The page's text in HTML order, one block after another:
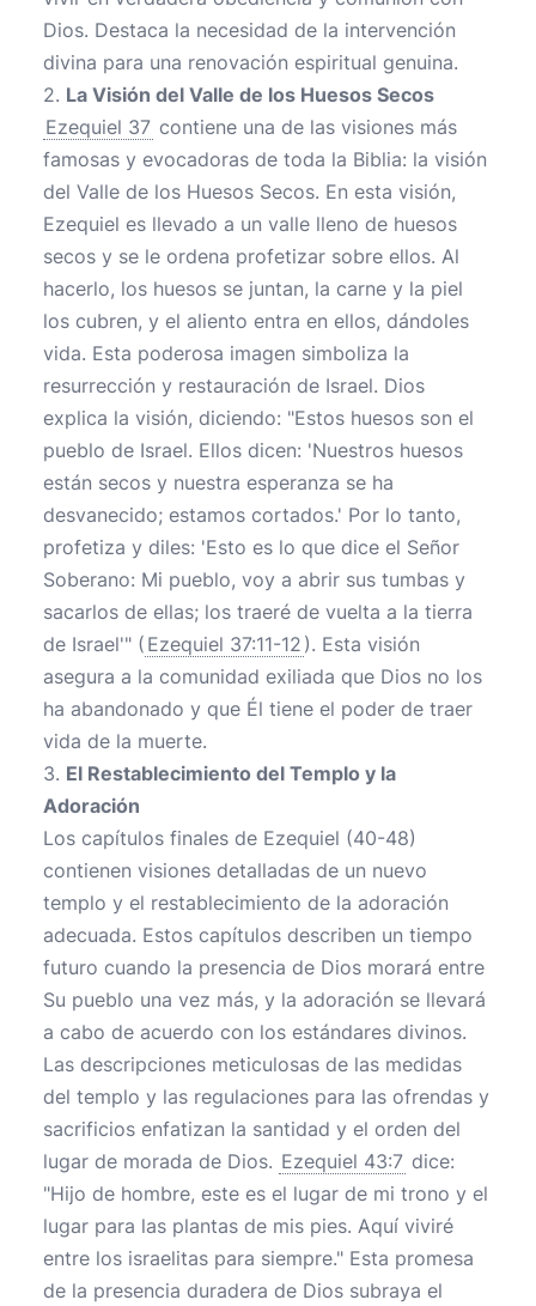
Dios. Destaca la necesidad de la intervención
divina para una renovación espiritual genuina.
2. La Visión del Valle de los Huesos Secos
Ezequiel 37 contiene una de las visiones más
famosas y evocadoras de toda la Biblia: la visión
del Valle de los Huesos Secos. En esta visión,
Ezequiel es llevado a un valle lleno de huesos
secos y se le ordena profetizar sobre ellos. Al
hacerlo, los huesos se juntan, la carne y la piel
los cubren, y el aliento entra en ellos, dándoles
vida. Esta poderosa imagen simboliza la
resurrección y restauración de Israel. Dios
explica la visión, diciendo: "Estos huesos son el
pueblo de Israel. Ellos dicen: 'Nuestros huesos
están secos y nuestra esperanza se ha
desvanecido; estamos cortados.' Por lo tanto,
profetiza y diles: 'Esto es lo que dice el Señor
Soberano: Mi pueblo, voy a abrir sus tumbas y
sacarlos de ellas; los traeré de vuelta a la tierra
de Israel'" ( Ezequiel 37:11-12 ). Esta visión
asegura a la comunidad exiliada que Dios no los
ha abandonado y que Él tiene el poder de traer
vida de la muerte.
3. El Restablecimiento del Templo y la
Adoración
Los capítulos finales de Ezequiel (40-48)
contienen visiones detalladas de un nuevo
templo y el restablecimiento de la adoración
adecuada. Estos capítulos describen un tiempo
futuro cuando la presencia de Dios morará entre
Su pueblo una vez más, y la adoración se llevará
a cabo de acuerdo con los estándares divinos.
Las descripciones meticulosas de las medidas
del templo y las regulaciones para las ofrendas y
sacrificios enfatizan la santidad y el orden del
lugar de morada de Dios. Ezequiel 43:7 dice:
"Hijo de hombre, este es el lugar de mi trono y el
lugar para las plantas de mis pies. Aquí viviré
entre los israelitas para siempre." Esta promesa
de la presencia duradera de Dios subraya el